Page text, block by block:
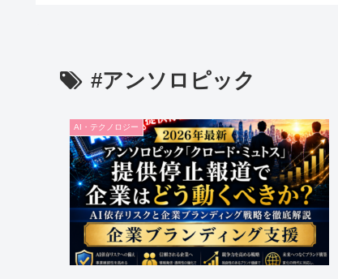
#アンソロピック
AI・テクノロジー